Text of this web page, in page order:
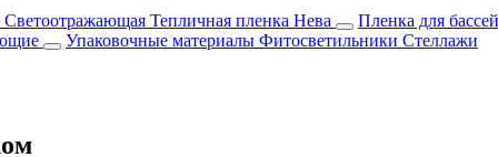
Тепличная пленка Нева Пленка для
Упаковочные материалы Фитосветильники Стеллажи